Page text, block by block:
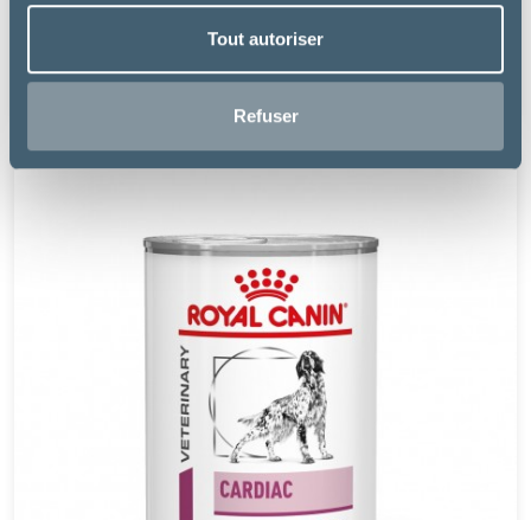
Tout autoriser
Refuser
COD SKIN FUNCTION SUPPORT – CHIEN
69.99 €